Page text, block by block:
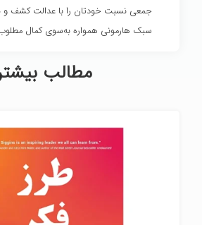
جمعی نسبت خودتان را با عدالت کشف و
سبک هارمونی همواره به‌سوی کمال
مطالب